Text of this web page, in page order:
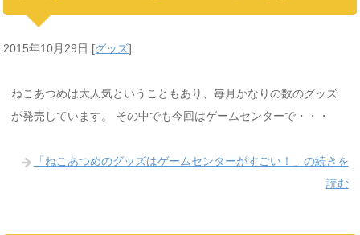
2015年10月29日 [グッズ]
ねこあつめは大人気ということもあり、毎月かなりの数のグッズ
が発売しています。 その中でも今回はゲームセンターで・・・
「ねこあつめのグッズはゲームセンターがすごい！」の続きを
読む